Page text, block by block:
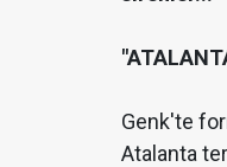
Genk'te
Atalanta